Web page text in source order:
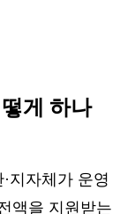
게 하나
지자체가 운영
액을 지원받는